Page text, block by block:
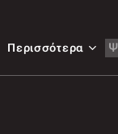
Περισσότερα